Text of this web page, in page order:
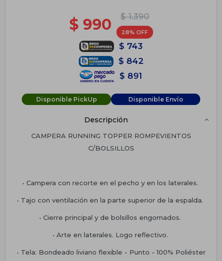
$ 1.390
$ 990 28
$ 743
$ 842
$ 891
Disponible PickUp Disponible Envío
Descripción
CAMPERA RUNNING TOPPER ROMPEVIENTOS
C/BOLSILLOS
• Campera con recorte en el pecho y en los laterales.
• Tajo con ventilación en la parte superior de la espalda.
• Cierre principal y de bolsillos engomados.
• Arte en laterales. Logo reflectivo.
• Tela: Bondeado liviano flexible - Punto - 100% Poliéster